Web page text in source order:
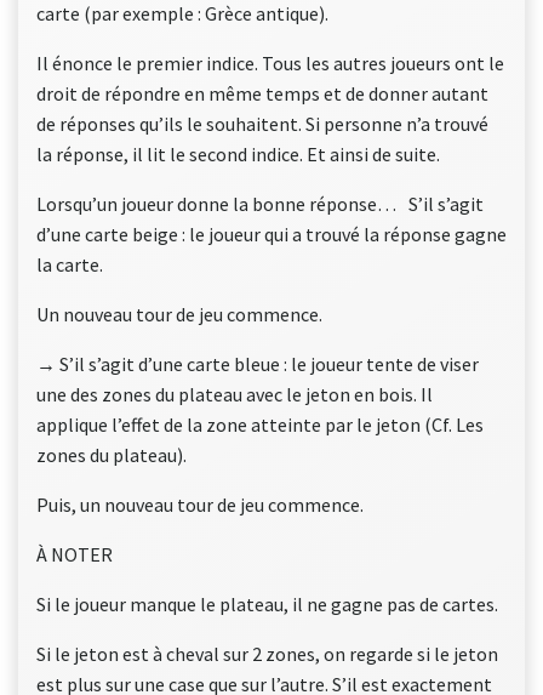
carte (par exemple : Grèce antique).
Il énonce le premier indice. Tous les autres joueurs ont le
droit de répondre en même temps et de donner autant
de réponses qu’ils le souhaitent. Si personne n’a trouvé
la réponse, il lit le second indice. Et ainsi de suite.
Lorsqu’un joueur donne la bonne réponse… S’il s’agit
d’une carte beige : le joueur qui a trouvé la réponse gagne
la carte.
Un nouveau tour de jeu commence.
→ S’il s’agit d’une carte bleue : le joueur tente de viser
une des zones du plateau avec le jeton en bois. Il
applique l’effet de la zone atteinte par le jeton (Cf. Les
zones du plateau).
Puis, un nouveau tour de jeu commence.
À NOTER
Si le joueur manque le plateau, il ne gagne pas de cartes.
Si le jeton est à cheval sur 2 zones, on regarde si le jeton
est plus sur une case que sur l’autre. S’il est exactement